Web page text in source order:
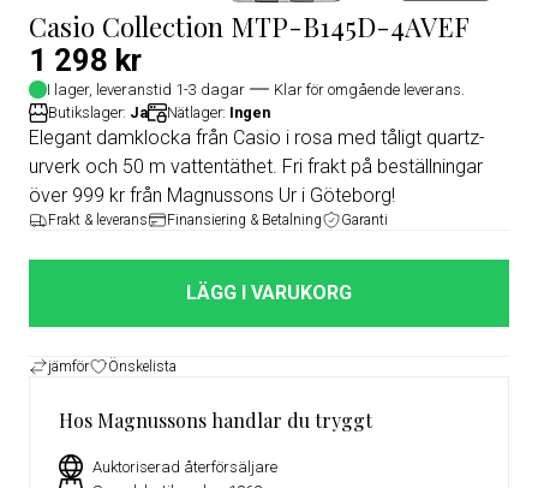
Casio Collection MTP-B145D-4AVEF
1 298 kr
I lager, leveranstid 1-3 dagar
Klar för omgående leverans.
Butikslager: Ja Nätlager: Ingen
Elegant damklocka från Casio i rosa med tåligt quartz-
urverk och 50 m vattentäthet. Fri frakt på beställningar
över 999 kr från Magnussons Ur i Göteborg!
Frakt & leverans Finansiering & Betalning Garanti
LÄGG I VARUKORG
jämför Önskelista
Hos Magnussons handlar du tryggt
Auktoriserad återförsäljare